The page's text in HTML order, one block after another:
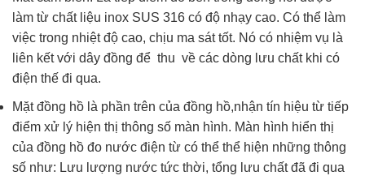
làm từ chất liệu inox SUS 316 có độ nhạy cao. Có thể làm
việc trong nhiệt độ cao, chịu ma sát tốt. Nó có nhiệm vụ là
liên kết với dây đồng để thu về các dòng lưu chất khi có
điện thế đi qua.
Mặt đồng hồ là phần trên của đồng hồ,nhận tín hiệu từ tiếp
điểm xử lý hiện thị thông số màn hình. Màn hình hiển thị
của đồng hồ đo nước điện từ có thể thể hiện những thông
số như: Lưu lượng nước tức thời, tổng lưu chất đã đi qua